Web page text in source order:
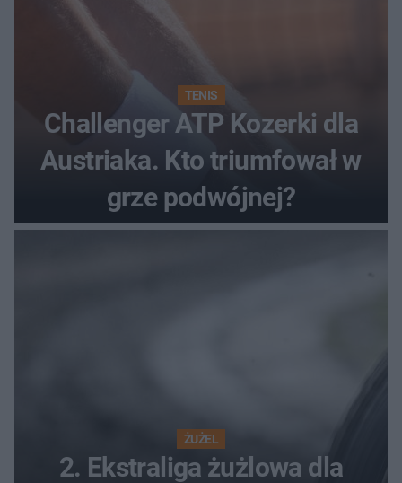
TENIS
Challenger ATP Kozerki dla
Austriaka. Kto triumfował w
grze podwójnej?
ŻUŻEL
2. Ekstraliga żużlowa dla